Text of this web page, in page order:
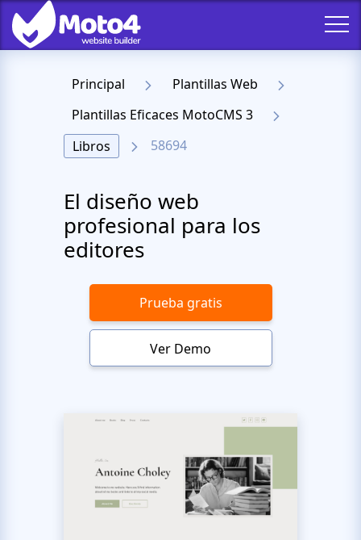
Principal
Plantillas Web
Plantillas Eficaces MotoCMS 3
Libros
58694
El diseño web
profesional para los
editores
Prueba gratis
Ver Demo